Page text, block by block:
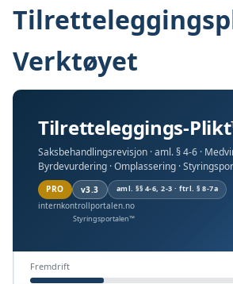
Verktøyet
Tilretteleggings-
Saksbehandlingsrevisjon · aml. § 4-6 ·
Byrdevurdering · Omplassering ·
PRO v3.3 aml. §§ 4-6, 2-3 · ftrl. § 8-7a
internkontrollportalen.no
Styringsportalen™
Fremdrift